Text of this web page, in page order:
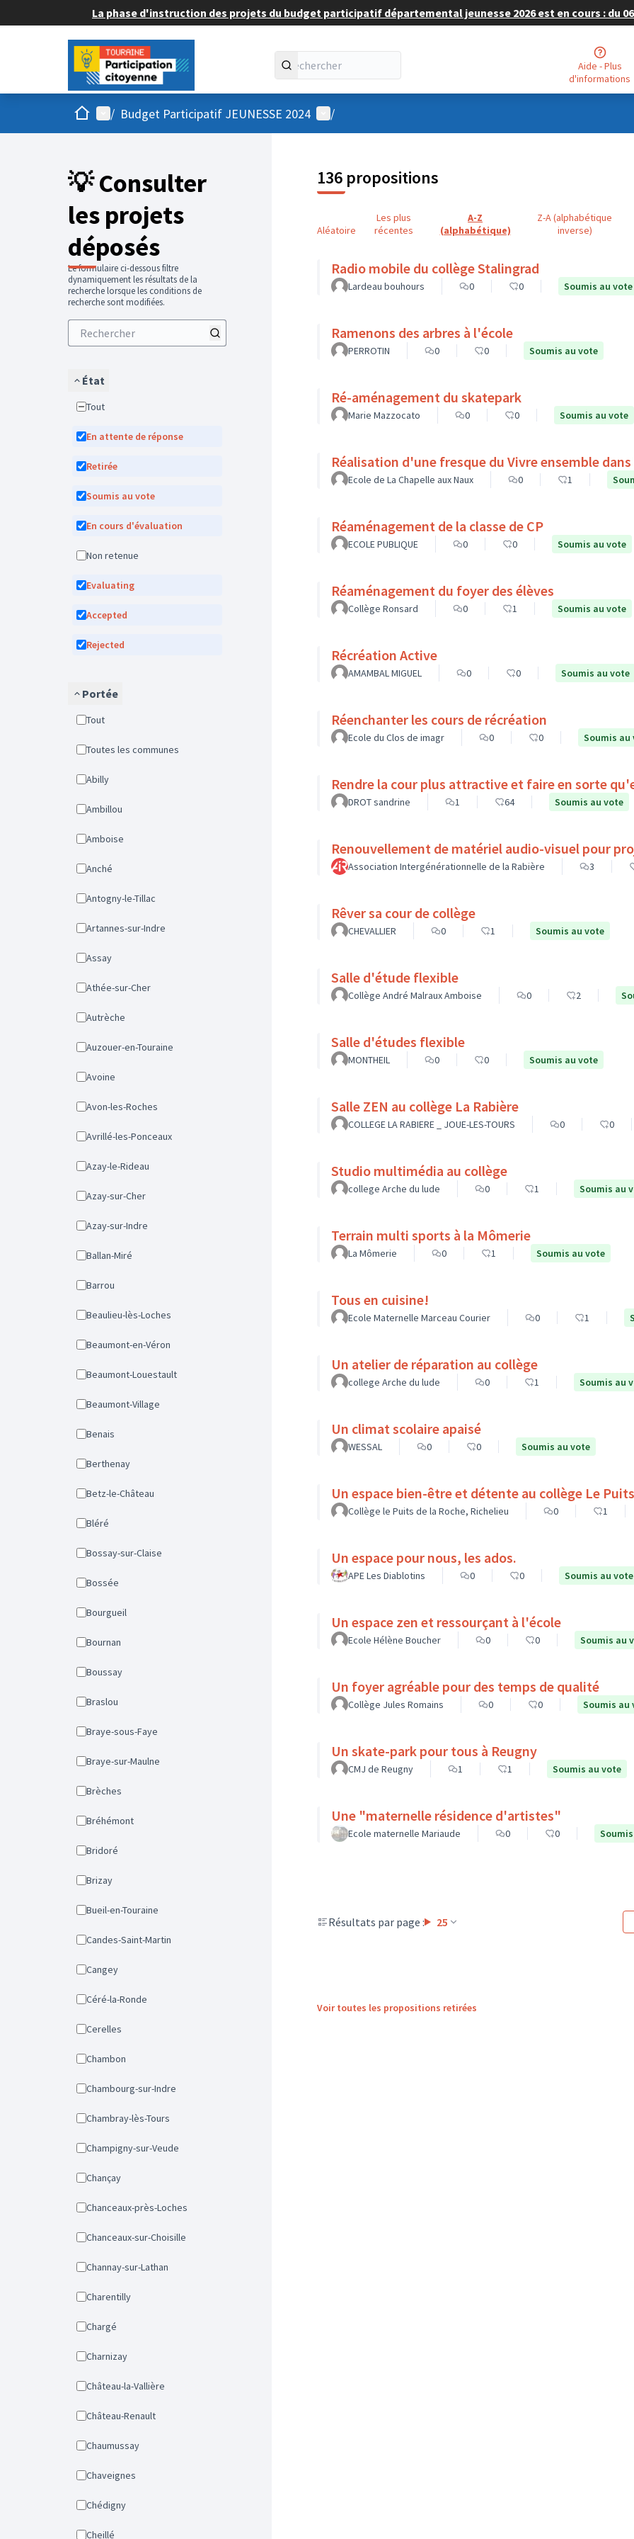
La phase d'instruction des projets du budget participatif départemental jeunesse 2026 est en cours : du
Aide - Plus
d'informations
AccueilMenu principal
/ Budget Participatif JEUNESSE 2024 Menu utilisateur
/
💡 Consulter
les projets
déposés
Le formulaire ci-dessous filtre
dynamiquement les résultats de la
recherche lorsque les conditions de
recherche sont modifiées.
État
Tout
En attente de réponse
Retirée
Soumis au vote
En cours d'évaluation
Non retenue
Evaluating
Accepted
Rejected
Portée
Tout
Toutes les communes
Abilly
Ambillou
Amboise
Anché
Antogny-le-Tillac
Artannes-sur-Indre
Assay
Athée-sur-Cher
Autrèche
Auzouer-en-Touraine
Avoine
Avon-les-Roches
Avrillé-les-Ponceaux
Azay-le-Rideau
Azay-sur-Cher
Azay-sur-Indre
Ballan-Miré
Barrou
Beaulieu-lès-Loches
Beaumont-en-Véron
Beaumont-Louestault
Beaumont-Village
Benais
Berthenay
Betz-le-Château
Bléré
Bossay-sur-Claise
Bossée
Bourgueil
Bournan
Boussay
Braslou
Braye-sous-Faye
Braye-sur-Maulne
Brèches
Bréhémont
Bridoré
Brizay
Bueil-en-Touraine
Candes-Saint-Martin
Cangey
Céré-la-Ronde
Cerelles
Chambon
Chambourg-sur-Indre
Chambray-lès-Tours
Champigny-sur-Veude
Chançay
Chanceaux-près-Loches
Chanceaux-sur-Choisille
Channay-sur-Lathan
Charentilly
Chargé
Charnizay
Château-la-Vallière
Château-Renault
Chaumussay
Chaveignes
Chédigny
Cheillé
136 propositions
Aléatoire
Les plus
récentes
A-Z
(alphabétique)
Z-A (alphabétique
inverse)
Radio mobile du collège Stalingrad
Lardeau bouhours 0 0 Soumis au vote
Ramenons des arbres à l'école
PERROTIN 0 0 Soumis au vote
Ré-aménagement du skatepark
Marie Mazzocato 0 0 Soumis au vote
Réalisation d'une fresque du Vivre ensemble
Ecole de La Chapelle aux Naux 0 1
Réaménagement de la classe de CP
ECOLE PUBLIQUE 0 0 Soumis au vote
Réaménagement du foyer des élèves
Collège Ronsard 0 1 Soumis au vote
Récréation Active
AMAMBAL MIGUEL 0 0 Soumis au vote
Réenchanter les cours de récréation
Ecole du Clos de imagr 0 0 Soumis au
Rendre la cour plus attractive et faire en sorte
DROT sandrine 1 64 Soumis au vote
Renouvellement de matériel audio-visuel pour
Association Intergénérationnelle de la Rabière 3
Rêver sa cour de collège
CHEVALLIER 0 1 Soumis au vote
Salle d'étude flexible
Collège André Malraux Amboise 0 2
Salle d'études flexible
MONTHEIL 0 0 Soumis au vote
Salle ZEN au collège La Rabière
COLLEGE LA RABIERE _ JOUE-LES-TOURS 0 0
Studio multimédia au collège
college Arche du lude 0 1 Soumis au
Terrain multi sports à la Mômerie
La Mômerie 0 1 Soumis au vote
Tous en cuisine!
Ecole Maternelle Marceau Courier 0 1
Un atelier de réparation au collège
college Arche du lude 0 1 Soumis au
Un climat scolaire apaisé
WESSAL 0 0 Soumis au vote
Un espace bien-être
Collège le Puits de la Roche, Richelieu 0 1
Un espace pour nous, les ados.
APE Les Diablotins 0 0 Soumis au vote
Un espace zen et ressourçant à l'école
Ecole Hélène Boucher 0 0 Soumis au
Un foyer agréable pour des temps de qualité
Collège Jules Romains 0 0 Soumis au
Un skate-park pour tous à Reugny
CMJ de Reugny 1 1 Soumis au vote
Une "maternelle résidence d'artistes"
Ecole maternelle Mariaude 0 0
Résultats par page : 25
Voir toutes les propositions retirées